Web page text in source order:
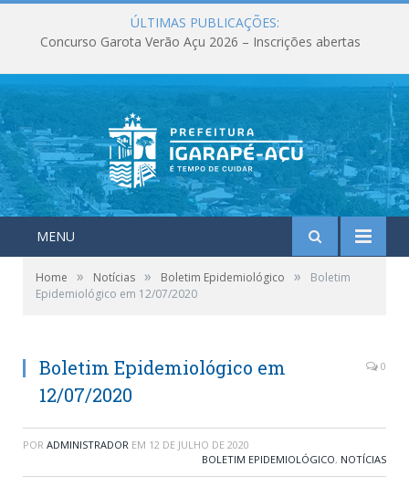
ÚLTIMAS PUBLICAÇÕES:
Concurso Garota Verão Açu 2026 – Inscrições abertas
MENU
Home » Notícias » Boletim Epidemiológico »
Boletim
Epidemiológico em 12/07/2020
Boletim Epidemiológico em
12/07/2020
0
POR ADMINISTRADOR EM 12 DE JULHO DE 2020
BOLETIM EPIDEMIOLÓGICO, NOTÍCIAS